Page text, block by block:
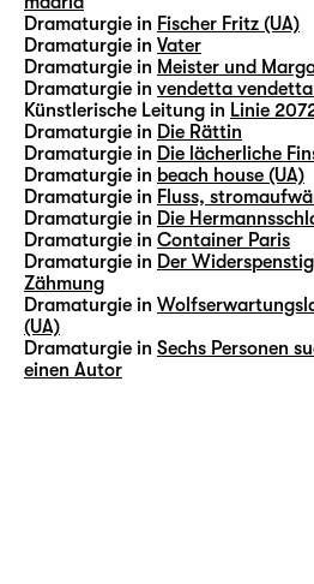
Dramaturgie in Fischer Fritz (UA)
Dramaturgie in Vater
Dramaturgie in Meister und
Dramaturgie in vendetta vendetta
Künstlerische Leitung in Linie
Dramaturgie in Die Rättin
Dramaturgie in Die lächerliche
Dramaturgie in beach house (UA)
Dramaturgie in Fluss,
Dramaturgie in Die
Dramaturgie in Container Paris
Dramaturgie in Der
Zähmung
Dramaturgie in
(UA)
Dramaturgie in Sechs Personen
einen Autor